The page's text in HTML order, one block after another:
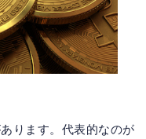
ります。代表的なのが